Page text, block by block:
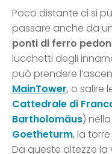
Poco distante ci si
passare anche da
ponti di ferro
lucchetti degli
può prendere
MainTower, o salire
Cattedrale di
Bartholomäus)
Goetheturm, la
Da queste altezze